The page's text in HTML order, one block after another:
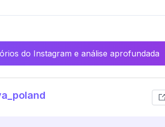
do Instagram e análise aprofundada